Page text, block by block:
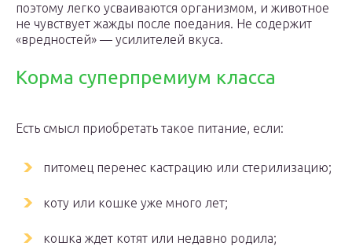
поэтому легко усваиваются организмом, и животное
не чувствует жажды после поедания. Не содержит
«вредностей» — усилителей вкуса.
Корма суперпремиум класса
Есть смысл приобретать такое питание, если:
питомец перенес кастрацию или стерилизацию;
коту или кошке уже много лет;
кошка ждет котят или недавно родила;